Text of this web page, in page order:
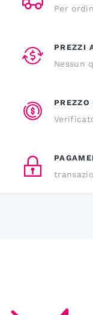
Per
PREZZI
Nessun
PREZZO